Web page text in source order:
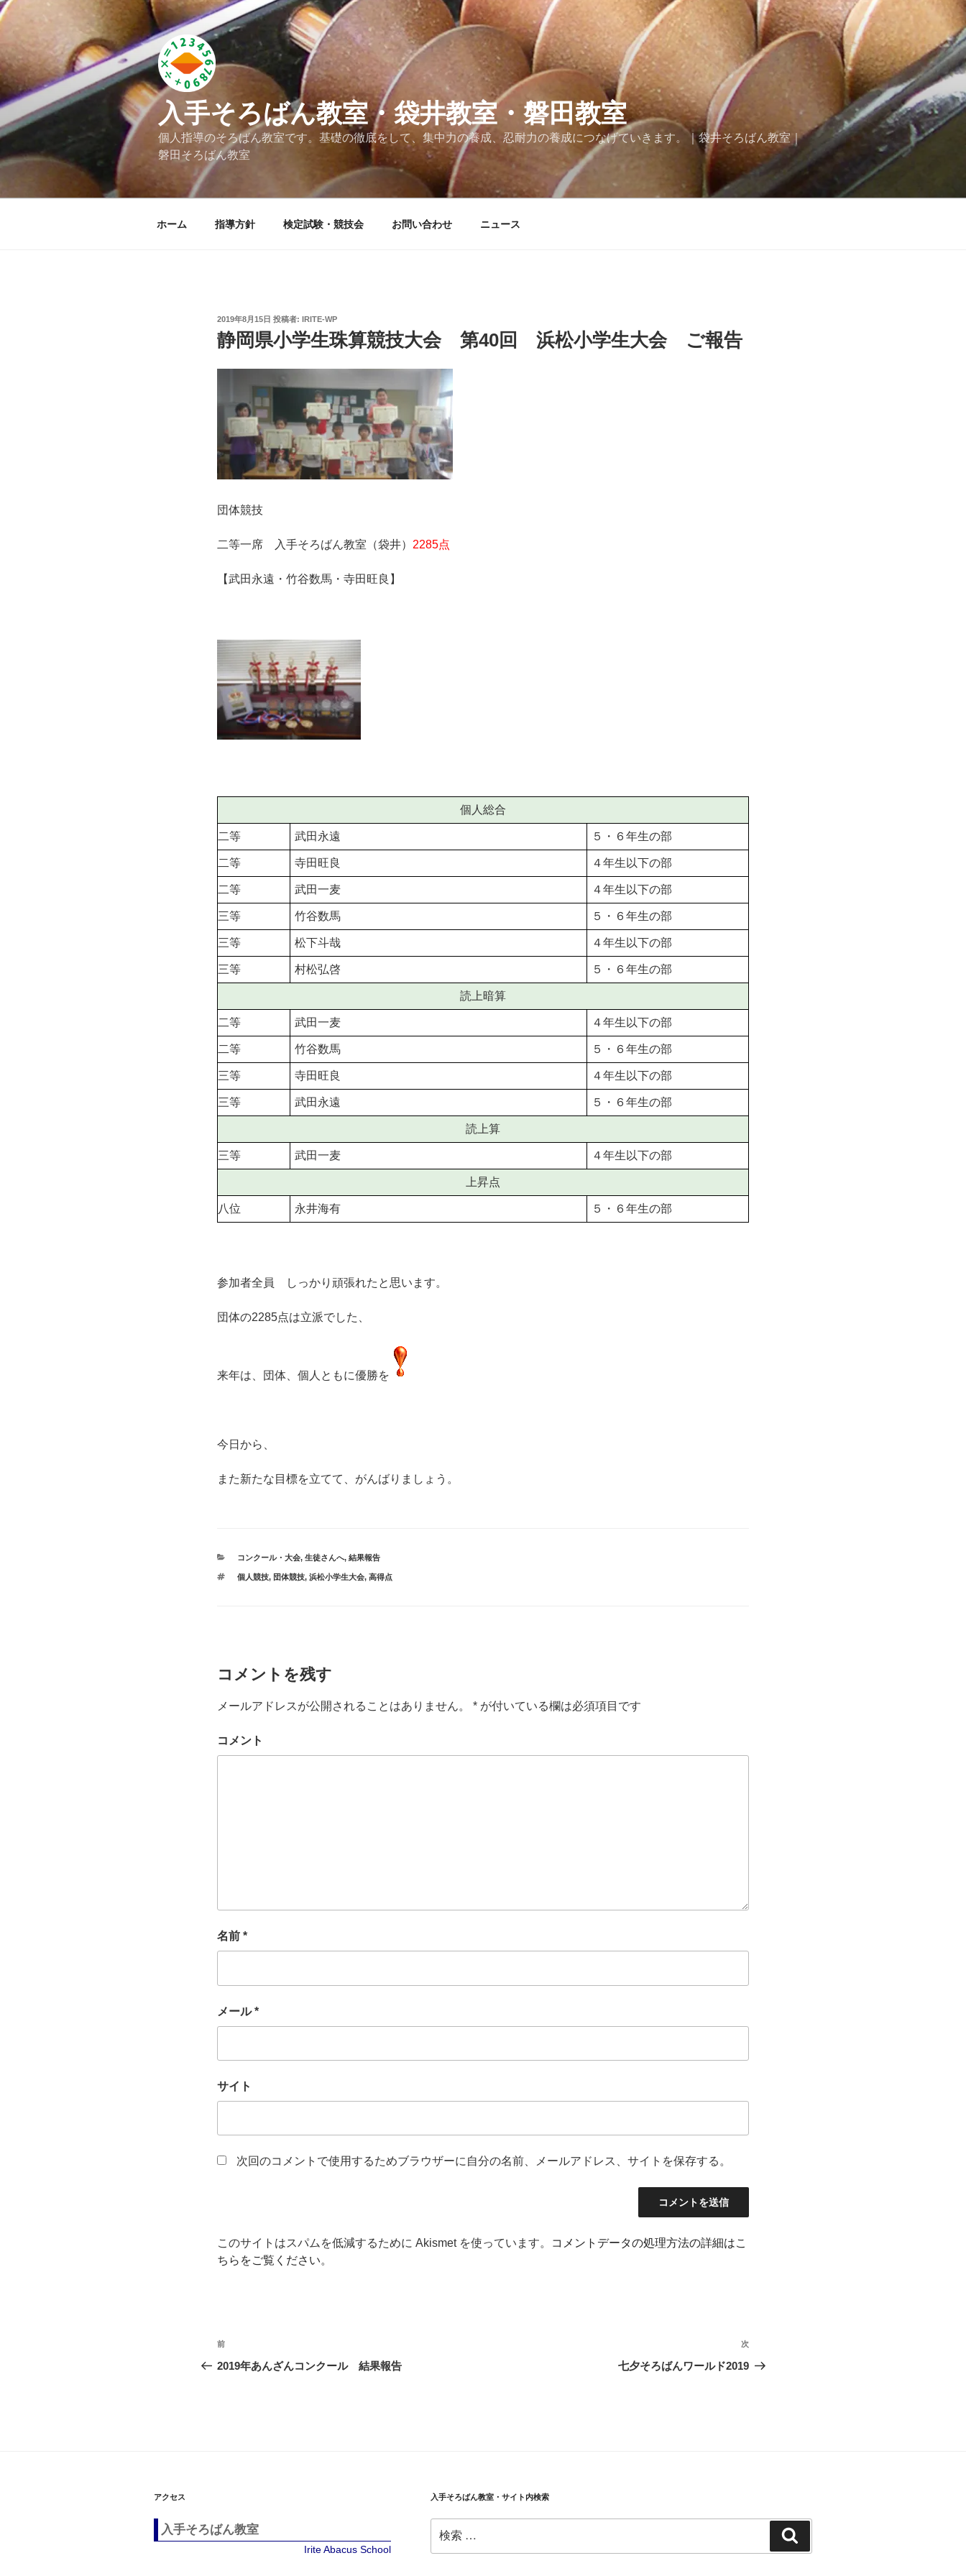
コ
ン
ン
ツ
へ
ス
キ
プ
入手そろばん教室・袋井教室・磐田教室
個人指導のそろばん教室です。基礎の徹底をして、集中力の養成、忍耐力の養成につなげていきます。｜袋井そろばん教室｜
磐田そろばん教室
ホーム 指導方針 検定試験・競技会 お問い合わせ ニュース
投
稿
日:
2019年8月15日 投稿者: IRITE-WP
静岡県小学生珠算競技大会 第40回 浜松小学生大会 ご報告
団体競技
二等一席 入手そろばん教室（袋井） 2285点
【武田永遠・竹谷数馬・寺田旺良】
個人総合
二等 武田永遠 ５・６年生の部
二等 寺田旺良 ４年生以下の部
二等 武田一麦 ４年生以下の部
三等 竹谷数馬 ５・６年生の部
三等 松下斗哉 ４年生以下の部
三等 村松弘啓 ５・６年生の部
読上暗算
二等 武田一麦 ４年生以下の部
二等 竹谷数馬 ５・６年生の部
三等 寺田旺良 ４年生以下の部
三等 武田永遠 ５・６年生の部
読上算
三等 武田一麦 ４年生以下の部
上昇点
八位 永井海有 ５・６年生の部
参加者全員 しっかり頑張れたと思います。
団体の2285点は立派でした、
来年は、団体、個人ともに優勝を
今日から、
また新たな目標を立てて、がんばりましょう。
カ
ゴ
コンクール・大会, 生徒さんへ, 結果報告
タ
個人競技, 団体競技, 浜松小学生大会, 高得点
コメントを残す
メールアドレスが公開されることはありません。 * が付いている欄は必須項目です
コメント
名前 *
メール*
サイト
次回のコメントで使用するためブラウザーに自分の名前、メールアドレス、サイトを保存する。
このサイトはスパムを低減するために Akismet を使っています。
コメントデータの処理方法の詳細はこ
ちらをご覧ください。
投
稿
ョ
ン
過
去
前
2019年あんざんコンクール 結果報告
次
の
次
七夕そろばんワールド2019
アクセス
入手そろばん教室
Irite Abacus School
入手そろばん教室・サイト内検索
索:
索